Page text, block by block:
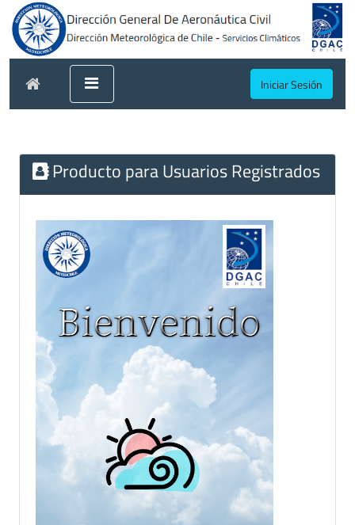
Iniciar Sesión
Producto para Usuarios Registrados